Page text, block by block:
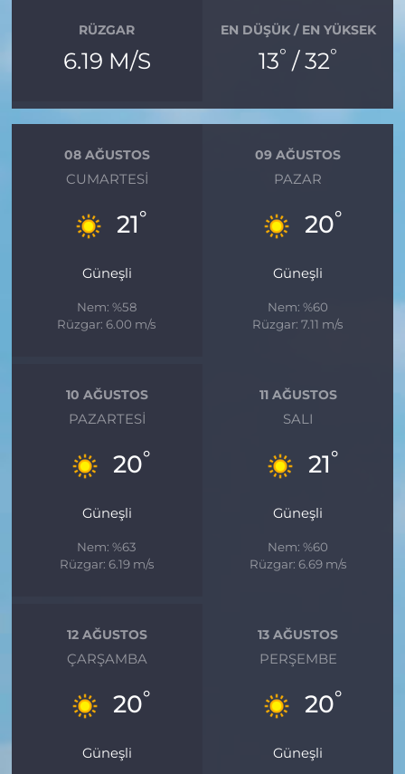
RÜZGAR
6.19 M/S
EN DÜŞÜK / EN YÜKSEK
13° / 32°
08 AĞUSTOS
CUMARTESI
21°
Güneşli
Nem: %58
Rüzgar: 6.00 m/s
09 AĞUSTOS
PAZAR
20°
Güneşli
Nem: %60
Rüzgar: 7.11 m/s
10 AĞUSTOS
PAZARTESI
20°
Güneşli
Nem: %63
Rüzgar: 6.19 m/s
11 AĞUSTOS
SALI
21°
Güneşli
Nem: %60
Rüzgar: 6.69 m/s
12 AĞUSTOS
ÇARŞAMBA
20°
Güneşli
13 AĞUSTOS
PERŞEMBE
20°
Güneşli